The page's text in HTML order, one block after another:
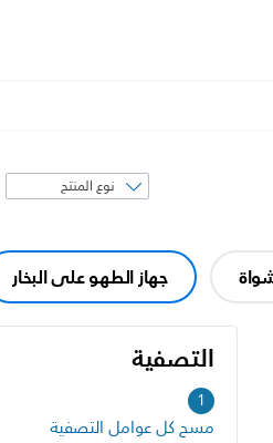
فرز
حسب
جهاز الطهو على البخار
التصفية
1 التصفية
مسح كل عوامل التصفية